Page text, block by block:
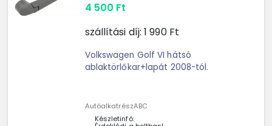
4 500 Ft
szállítási díj: 1 990Ft
Volkswagen Golf VI hátsó
ablaktörlőkar+lapát 2008-tól.
AutóalkatrészABC
Készletinfó: